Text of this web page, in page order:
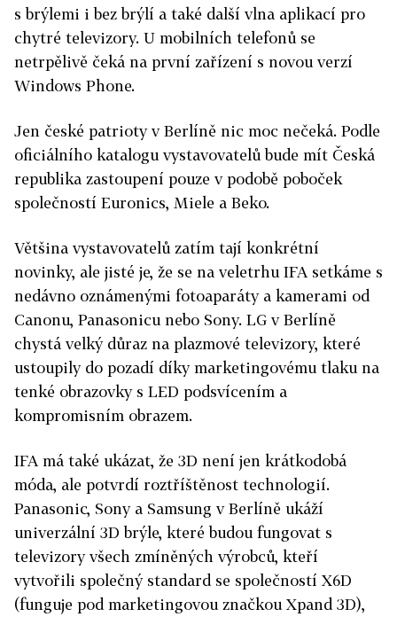
s brýlemi i bez brýlí a také další vlna aplikací pro
chytré televizory. U mobilních telefonů se
netrpělivě čeká na první zařízení s novou verzí
Windows Phone.
Jen české patrioty v Berlíně nic moc nečeká. Podle
oficiálního katalogu vystavovatelů bude mít Česká
republika zastoupení pouze v podobě poboček
společností Euronics, Miele a Beko.
Většina vystavovatelů zatím tají konkrétní
novinky, ale jisté je, že se na veletrhu IFA setkáme s
nedávno oznámenými fotoaparáty a kamerami od
Canonu, Panasonicu nebo Sony. LG v Berlíně
chystá velký důraz na plazmové televizory, které
ustoupily do pozadí díky marketingovému tlaku na
tenké obrazovky s LED podsvícením a
kompromisním obrazem.
IFA má také ukázat, že 3D není jen krátkodobá
móda, ale potvrdí roztříštěnost technologií.
Panasonic, Sony a Samsung v Berlíně ukáží
univerzální 3D brýle, které budou fungovat s
televizory všech zmíněných výrobců, kteří
vytvořili společný standard se společností X6D
(funguje pod marketingovou značkou Xpand 3D),